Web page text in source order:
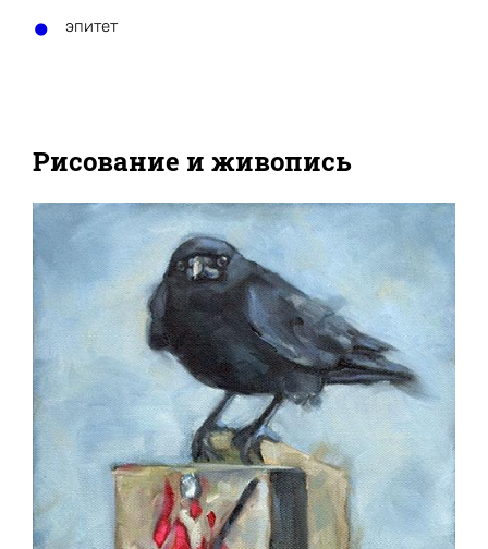
эпитет
Рисование и живопись